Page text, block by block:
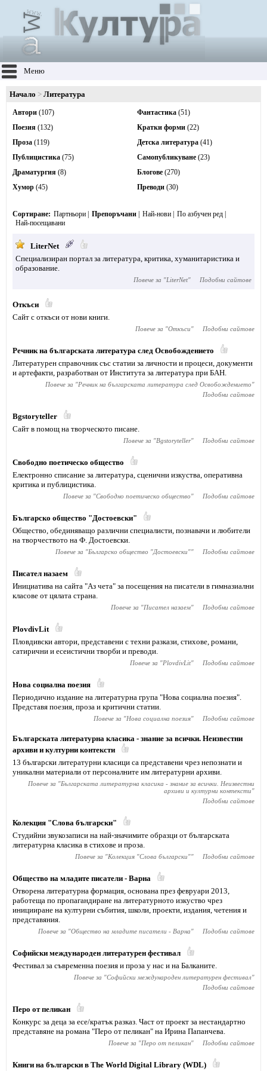
Меню
Начало Литература
Автори (107)
Поезия (132)
Проза (119)
Публицистика (75)
Драматургия (8)
Хумор (45)
Фантастика (51)
Кратки форми (22)
Детска литература (41)
Самопубликуване (23)
Блогове (270)
Преводи (30)
Сортиране Партньори Препоръчани Най-нови
По азбучен ред
Най-посещавани
LiterNet
Специализиран портал за литература, критика, хуманитаристика и
образование.
Повече за "LiterNet" Подобни сайтове
Откъси
Сайт с откъси от нови книги.
Повече за "Откъси" Подобни сайтове
Речник на българската литература след Освобождението
Литературен справочник със статии за личности и процеси, документи
и артефакти, разработван от Института за литература при БАН.
Повече за "Речник на българската литература след Освобождението"
Подобни сайтове
Bgstoryteller
Сайт в помощ на творческото писане.
Повече за "Bgstoryteller" Подобни сайтове
Свободно поетическо общество
Електронно списание за литература, сценични изкуства, оперативна
критика и публицистика.
Повече за "Свободно поетическо общество" Подобни сайтове
Българско общество "Достоевски"
Общество, обединяващо различни специалисти, познавачи и любители
на творчеството на Ф. Достоевски.
Повече за "Българско общество "Достоевски"" Подобни сайтове
Писател назаем
Инициатива на сайта "Аз чета" за посещения на писатели в гимназиални
класове от цялата страна.
Повече за "Писател назаем" Подобни сайтове
PlovdivLit
Пловдивски автори, представени с техни разкази, стихове, романи,
сатирични и есеистични творби и преводи.
Повече за "PlovdivLit" Подобни сайтове
Нова социална поезия
Периодично издание на литературна група "Нова социална поезия".
Представя поезия, проза и критични статии.
Повече за "Нова социална поезия" Подобни сайтове
Българската литературна класика - знание за всички. Неизвестни
архиви и културни контексти
13 български литературни класици са представени чрез непознати и
уникални материали от персоналните им литературни архиви.
Повече за "Българската литературна класика - знание за всички. Неизвестни
архиви и културни контексти"
Подобни сайтове
Колекция "Слова български"
Студийни звукозаписи на най-значимите образци от българската
литературна класика в стихове и проза.
Повече за "Колекция "Слова български"" Подобни сайтове
Общество на младите писатели - Варна
Отворена литературна формация, основана през февруари 2013,
работеща по пропагандиране на литературното изкуство чрез
иницииране на културни събития, школи, проекти, издания, четения и
представяния.
Повече за "Общество на младите писатели - Варна" Подобни сайтове
Софийски международен литературен фестивал
Фестивал за съвременна поезия и проза у нас и на Балканите.
Повече за "Софийски международен литературен фестивал"
Подобни сайтове
Перо от пеликан
Конкурс за деца за есе/кратък разказ. Част от проект за нестандартно
представяне на романа "Перо от пеликан" на Ирина Папанчева.
Повече за "Перо от пеликан" Подобни сайтове
Книги на български в The World Digital Library (WDL)